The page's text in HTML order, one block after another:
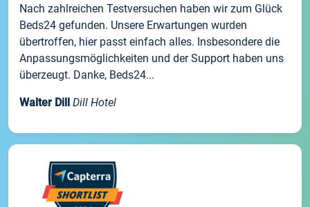
Nach zahlreichen Testversuchen haben wir zum Glück
Beds24 gefunden. Unsere Erwartungen wurden
übertroffen, hier passt einfach alles. Insbesondere die
Anpassungsmöglichkeiten und der Support haben uns
überzeugt. Danke, Beds24...
Walter Dill Dill Hotel